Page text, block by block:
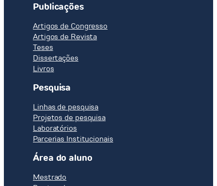
Publicações
Artigos de Congresso
Artigos de Revista
Teses
Dissertações
Livros
Pesquisa
Linhas de pesquisa
Projetos de pesquisa
Laboratórios
Parcerias Institucionais
Área do aluno
Mestrado